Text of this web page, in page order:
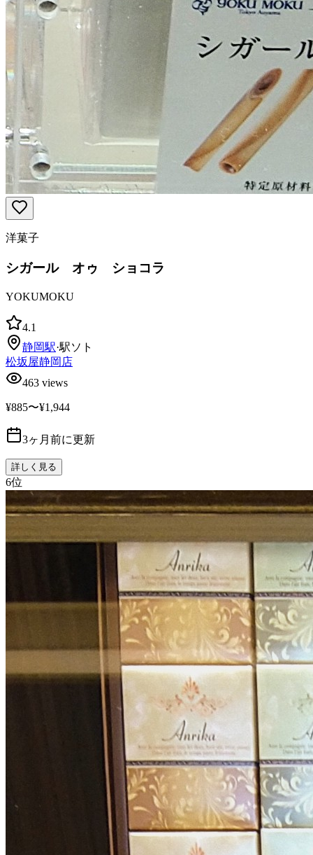
洋菓子
シガール オゥ ショコラ
YOKUMOKU
4.1
静岡駅·駅ソト
松坂屋静岡店
463 views
¥885〜¥1,944
3ヶ月前に更新
詳しく見る
6位